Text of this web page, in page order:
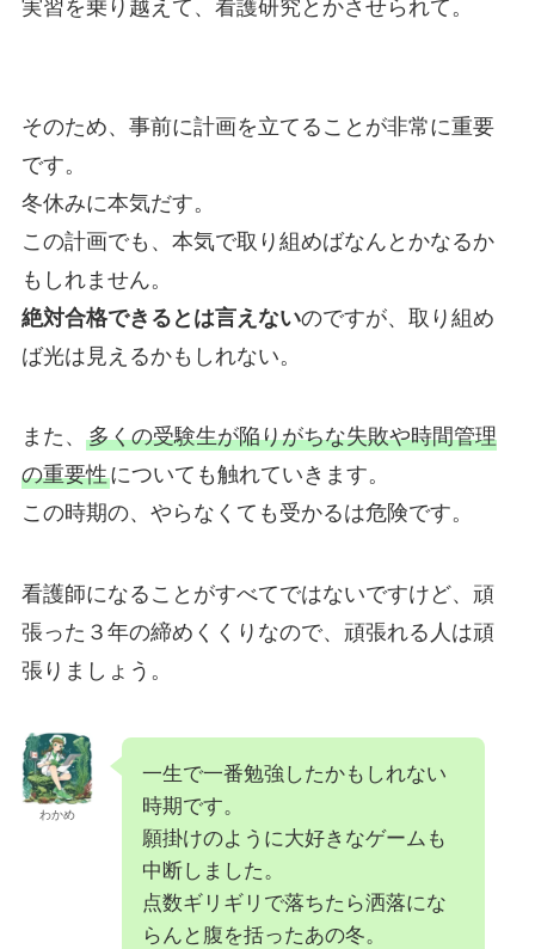
実習を乗り越えて、看護研究とかさせられて。
そのため、事前に計画を立てることが非常に重要
です。
冬休みに本気だす。
この計画でも、本気で取り組めばなんとかなるか
もしれません。
絶対合格できるとは言えないのですが、取り組め
ば光は見えるかもしれない。
また、 多くの受験生が陥りがちな失敗や時間管理
の重要性についても触れていきます。
この時期の、やらなくても受かるは危険です。
看護師になることがすべてではないですけど、頑
張った３年の締めくくりなので、頑張れる人は頑
張りましょう。
わかめ
一生で一番勉強したかもしれない
時期です。
願掛けのように大好きなゲームも
中断しました。
点数ギリギリで落ちたら洒落にな
らんと腹を括ったあの冬。